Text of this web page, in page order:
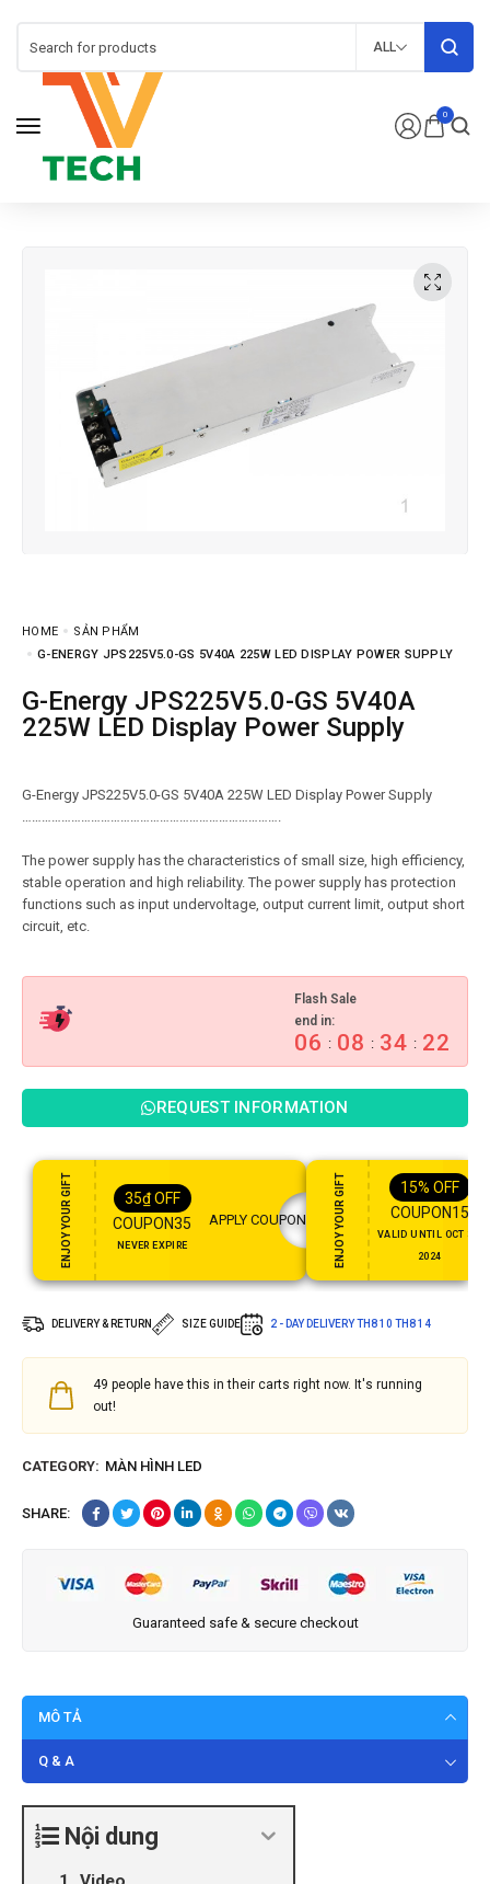
0
ALL
HOME
SẢN PHẨM
G-ENERGY JPS225V5.0-GS 5V40A 225W LED DISPLAY POWER SUPPLY
G-Energy JPS225V5.0-GS 5V40A
225W LED Display Power Supply
G-Energy JPS225V5.0-GS 5V40A 225W LED Display Power Supply
…………………………………………………………………….
The power supply has the characteristics of small size, high efficiency,
stable operation and high reliability. The power supply has protection
functions such as input undervoltage, output current limit, output short
Flash Sale
end in:
06 : 08 : 34 : 21
REQUEST INFORMATION
ENJOY YOUR GIFT 35₫ OFF
COUPON35
NEVER EXPIRE
APPLY COUPON ENJOY YOUR GIFT 15% OFF
COUPON15
VALID UNTIL OCT 31,
2024
DELIVERY & RETURN SIZE GUIDE 2 - DAY DELIVERYTH8 10 TH8 14
49 people have this in their carts right now. It's running
out!
CATEGORY: MÀN HÌNH LED
SHARE:
Guaranteed safe & secure checkout
MÔ TẢ
Q & A
Nội dung